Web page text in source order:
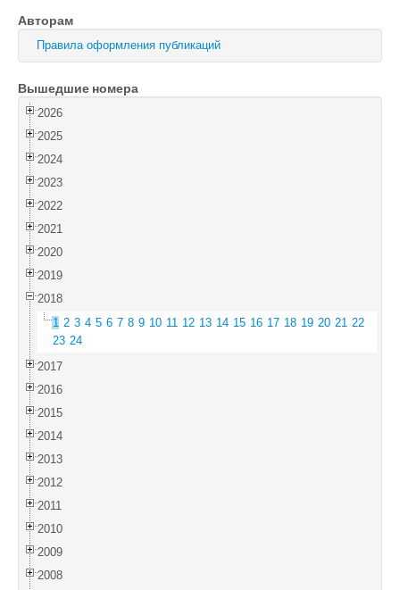
Оптика и спектроскопия
Поиск
Войти
Авторам
Правила оформления публикаций
Вышедшие номера
2026
2025
2024
2023
2022
2021
2020
2019
2018
1 2 3 4 5 6 7 8 9 10 11 12 13 14 15 16 17 18 19 20 21 22
23 24
2017
2016
2015
2014
2013
2012
2011
2010
2009
2008